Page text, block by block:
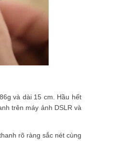
và dài 15 cm. Hầu hết
trên máy ảnh DSLR và
rõ ràng sắc nét cùng